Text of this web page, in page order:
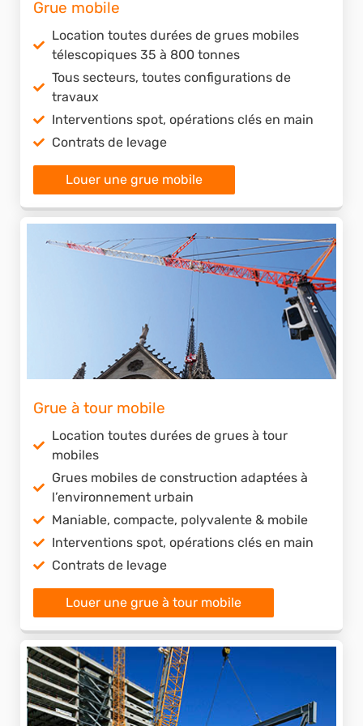
des opérations.
Grue mobile
Location toutes durées de grues mobiles
télescopiques 35 à 800 tonnes
Tous secteurs, toutes configurations de
travaux
Interventions spot, opérations clés en main
Contrats de levage
Louer une grue mobile
Grue à tour mobile
Location toutes durées de grues à tour
mobiles
Grues mobiles de construction adaptées à
l’environnement urbain
Maniable, compacte, polyvalente & mobile
Interventions spot, opérations clés en main
Contrats de levage
Louer une grue à tour mobile